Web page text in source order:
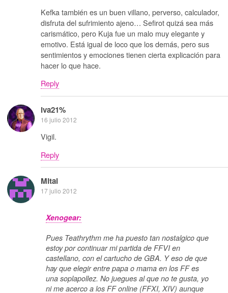
Kefka también es un buen villano, perverso, calculador,
disfruta del sufrimiento ajeno… Sefirot quizá sea más
carismático, pero Kuja fue un malo muy elegante y
emotivo. Está igual de loco que los demás, pero sus
sentimientos y emociones tienen cierta explicación para
hacer lo que hace.
Reply
iva21%
16 julio 2012
Vigil.
Reply
Mital
17 julio 2012
Xenogear:
Pues Teathrythm me ha puesto tan nostalgico que
estoy por continuar mi partida de FFVI en
castellano, con el cartucho de GBA. Y eso de que
hay que elegir entre papa o mama en los FF es
una soplapollez. No juegues al que no te gusta, yo
ni me acerco a los FF online (FFXI, XIV) aunque